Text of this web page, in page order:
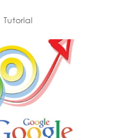
Tutorial